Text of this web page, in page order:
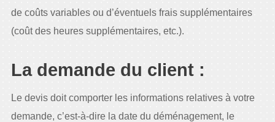
de coûts variables ou d’éventuels frais supplémentaires
(coût des heures supplémentaires, etc.).
La demande du client :
Le devis doit comporter les informations relatives à votre
demande, c’est-à-dire la date du déménagement, le